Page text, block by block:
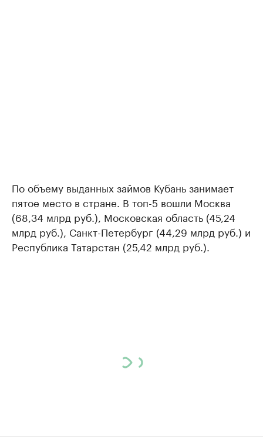
По объему выданных займов Кубань занимает
пятое место в стране. В топ-5 вошли Москва
(68,34 млрд руб.), Московская область (45,24
млрд руб.), Санкт-Петербург (44,29 млрд руб.) и
Республика Татарстан (25,42 млрд руб.).